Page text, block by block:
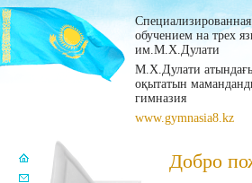
обучением на трех
им.М.Х.Дулати
М.Х.Дулати
оқытатын
гимназия
www.gymnasia8.kz
Добро